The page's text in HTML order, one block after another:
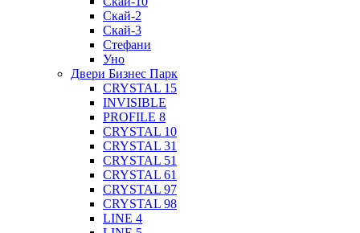
Скай-2
Скай-3
Стефани
Уно
Двери Бизнес Парк
CRYSTAL 15
INVISIBLE
PROFILE 8
CRYSTAL 10
CRYSTAL 31
CRYSTAL 51
CRYSTAL 61
CRYSTAL 97
CRYSTAL 98
LINE 4